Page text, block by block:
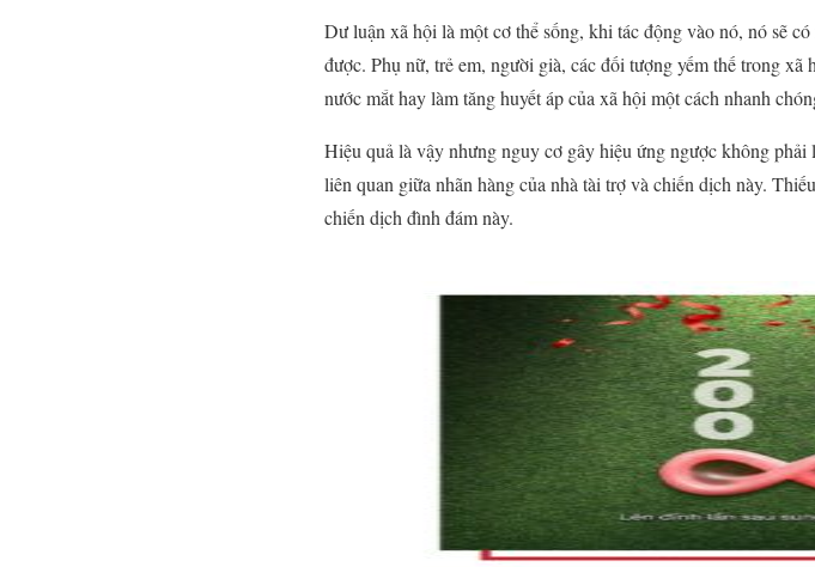
Dư luận xã hội là một cơ thể sống, khi tác động vào nó, nó sẽ
được. Phụ nữ, trẻ em, người già, các đối tượng yếm thế trong
nước mắt hay làm tăng huyết áp của xã hội một cách nhanh
Hiệu quả là vậy nhưng nguy cơ gây hiệu ứng ngược không
liên quan giữa nhãn hàng của nhà tài trợ và chiến dịch này.
chiến dịch đình đám này.